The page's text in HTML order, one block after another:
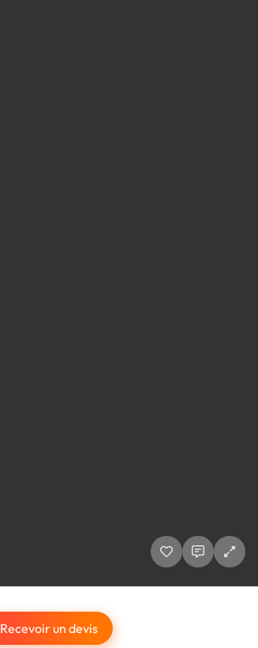
Recevoir un devis